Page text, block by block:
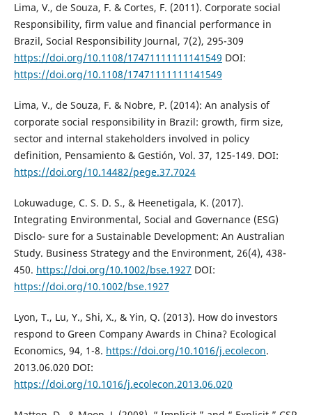
Lima, V., de Souza, F. & Cortes, F. (2011). Corporate social
Responsibility, firm value and financial performance in
Brazil, Social Responsibility Journal, 7(2), 295-309
https://doi.org/10.1108/17471111111141549 DOI:
https://doi.org/10.1108/17471111111141549
Lima, V., de Souza, F. & Nobre, P. (2014): An analysis of
corporate social responsibility in Brazil: growth, firm size,
sector and internal stakeholders involved in policy
definition, Pensamiento & Gestión, Vol. 37, 125-149. DOI:
https://doi.org/10.14482/pege.37.7024
Lokuwaduge, C. S. D. S., & Heenetigala, K. (2017).
Integrating Environmental, Social and Governance (ESG)
Disclo- sure for a Sustainable Development: An Australian
Study. Business Strategy and the Environment, 26(4), 438-
450. https://doi.org/10.1002/bse.1927 DOI:
https://doi.org/10.1002/bse.1927
Lyon, T., Lu, Y., Shi, X., & Yin, Q. (2013). How do investors
respond to Green Company Awards in China? Ecological
Economics, 94, 1-8. https://doi.org/10.1016/j.ecolecon.
2013.06.020 DOI:
https://doi.org/10.1016/j.ecolecon.2013.06.020